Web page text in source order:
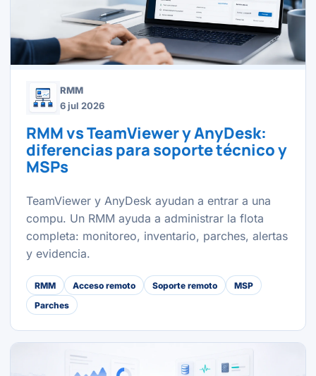
RMM
6 jul 2026
RMM vs TeamViewer y AnyDesk:
diferencias para soporte técnico y
MSPs
TeamViewer y AnyDesk ayudan a entrar a una
compu. Un RMM ayuda a administrar la flota
completa: monitoreo, inventario, parches, alertas
y evidencia.
RMM Acceso remoto Soporte remoto
MSP
Parches